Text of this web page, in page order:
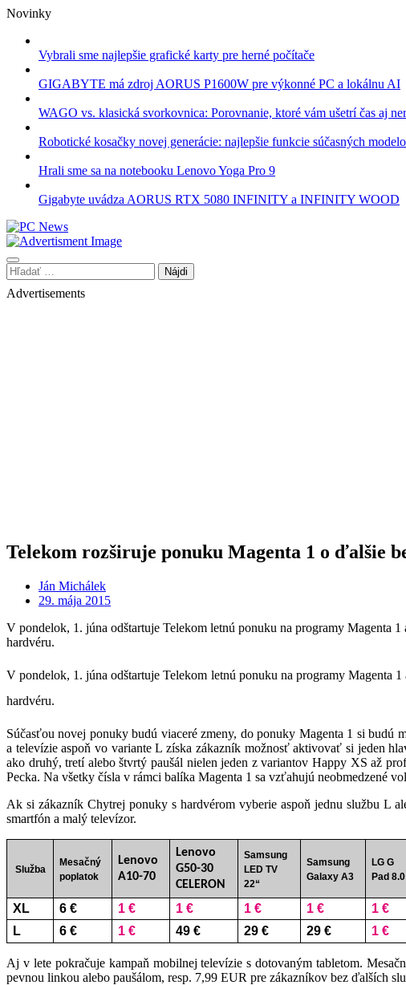
Skip
content
Novinky
Vybrali sme najlepšie grafické karty pre herné počítače
GIGABYTE má zdroj AORUS P1600W pre výkonné PC a lokálnu AI
WAGO vs. klasická svorkovnica: Porovnanie, ktoré vám ušetrí čas aj
Robotické kosačky novej generácie: najlepšie funkcie súčasných
Hrali sme sa na notebooku Lenovo Yoga Pro 9
Gigabyte uvádza AORUS RTX 5080 INFINITY a INFINITY WOOD
Hľadať:
Advertisements
Telekom rozširuje ponuku Magenta 1 o ďalšie
Ján Michálek
29. mája 2015
V pondelok, 1. júna odštartuje Telekom letnú ponuku na programy Magenta
hardvéru.
V pondelok, 1. júna odštartuje Telekom letnú ponuku na programy Magenta
hardvéru.
Súčasťou novej ponuky budú viaceré zmeny, do ponuky Magenta 1 si
a televízie aspoň vo variante L získa zákazník možnosť aktivovať si jeden
ako druhý, tretí alebo štvrtý paušál nielen jeden z variantov Happy XS až
Pecka. Na všetky čísla v rámci balíka Magenta 1 sa vzťahujú neobmedzené
Ak si zákazník Chytrej ponuky s hardvérom vyberie aspoň jednu službu L
smartfón a malý televízor.
Služba
Mesačný
poplatok
Lenovo
A10-70
Lenovo
G50-30
CELERON
Samsung
LED TV
22“
Samsung
Galaxy A3
LG G
Pad 8.0
XL 6 € 1 € 1 € 1 € 1 € 1 €
L
6 € 1 € 49 € 29 € 29 € 1 €
Aj v lete pokračuje kampaň mobilnej televízie s dotovaným tabletom.
pevnou linkou alebo paušálom, resp. 7,99 EUR pre zákazníkov bez ďalších